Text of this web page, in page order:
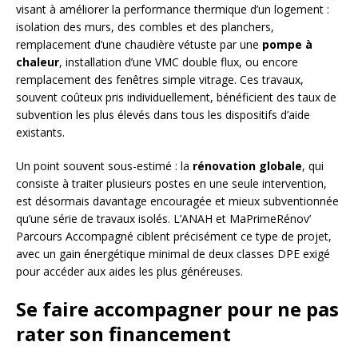
visant à améliorer la performance thermique d’un logement :
isolation des murs, des combles et des planchers,
remplacement d’une chaudière vétuste par une pompe à
chaleur, installation d’une VMC double flux, ou encore
remplacement des fenêtres simple vitrage. Ces travaux,
souvent coûteux pris individuellement, bénéficient des taux de
subvention les plus élevés dans tous les dispositifs d’aide
existants.
Un point souvent sous-estimé : la rénovation globale, qui
consiste à traiter plusieurs postes en une seule intervention,
est désormais davantage encouragée et mieux subventionnée
qu’une série de travaux isolés. L’ANAH et MaPrimeRénov’
Parcours Accompagné ciblent précisément ce type de projet,
avec un gain énergétique minimal de deux classes DPE exigé
pour accéder aux aides les plus généreuses.
Se faire accompagner pour ne pas
rater son financement